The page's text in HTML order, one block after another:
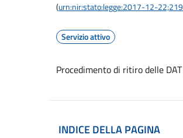
(urn:nir:stato:legge:2017-12-
Servizio attivo
Procedimento di ritiro delle
INDICE DELLA PAGINA